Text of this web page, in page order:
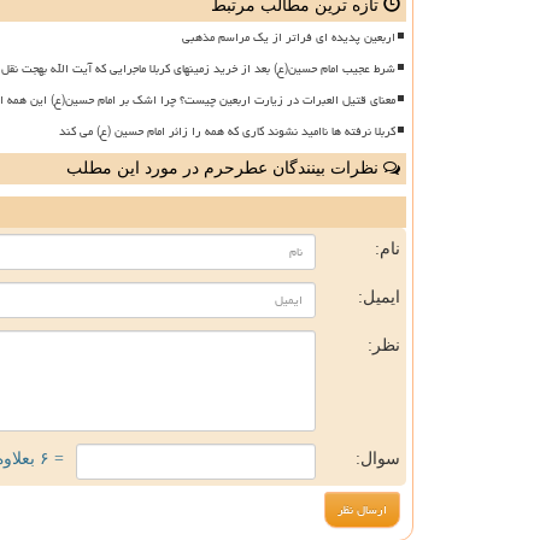
تازه ترین مطالب مرتبط
اربعین پدیده ای فراتر از یک مراسم مذهبی
شرط عجیب امام حسین(ع) بعد از خرید زمینهای کربلا ماجرایی که آیت الله بهجت
معنای قتیل العبرات در زیارت اربعین چیست؟ چرا اشک بر امام حسین(ع) این همه
کربلا نرفته ها ناامید نشوند کاری که همه را زائر امام حسین (ع) می کند
نظرات بینندگان عطرحرم در مورد این مطلب
نام:
ایمیل:
نظر:
سوال: = ۶ بعلاوه ۱